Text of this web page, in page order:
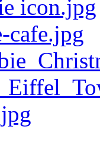
icon.jpg
cafe.jpg